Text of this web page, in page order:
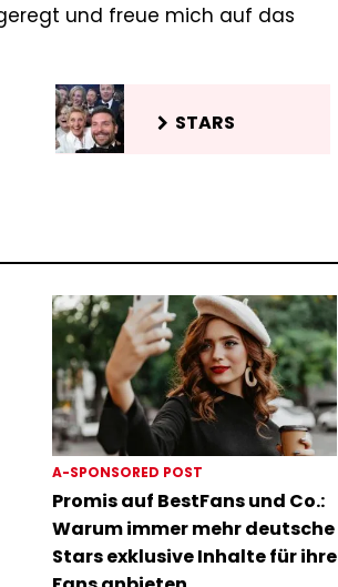
und freue mich auf das
STARS
A-SPONSORED POST
Promis auf BestFans und Co.:
Warum immer mehr deutsche
Stars exklusive Inhalte für ihre